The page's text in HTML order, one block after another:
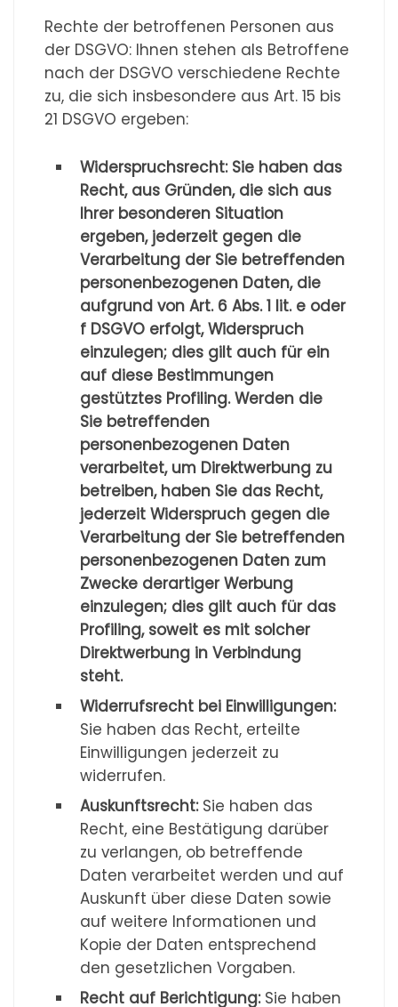
Rechte der betroffenen Personen aus
der DSGVO: Ihnen stehen als Betroffene
nach der DSGVO verschiedene Rechte
zu, die sich insbesondere aus Art. 15 bis
21 DSGVO ergeben:
Widerspruchsrecht: Sie haben das
Recht, aus Gründen, die sich aus
Ihrer besonderen Situation
ergeben, jederzeit gegen die
Verarbeitung der Sie betreffenden
personenbezogenen Daten, die
aufgrund von Art. 6 Abs. 1 lit. e oder
f DSGVO erfolgt, Widerspruch
einzulegen; dies gilt auch für ein
auf diese Bestimmungen
gestütztes Profiling. Werden die
Sie betreffenden
personenbezogenen Daten
verarbeitet, um Direktwerbung zu
betreiben, haben Sie das Recht,
jederzeit Widerspruch gegen die
Verarbeitung der Sie betreffenden
personenbezogenen Daten zum
Zwecke derartiger Werbung
einzulegen; dies gilt auch für das
Profiling, soweit es mit solcher
Direktwerbung in Verbindung
steht.
Widerrufsrecht bei Einwilligungen:
Sie haben das Recht, erteilte
Einwilligungen jederzeit zu
widerrufen.
Auskunftsrecht:Sie haben das
Recht, eine Bestätigung darüber
zu verlangen, ob betreffende
Daten verarbeitet werden und auf
Auskunft über diese Daten sowie
auf weitere Informationen und
Kopie der Daten entsprechend
den gesetzlichen Vorgaben.
Recht auf Berichtigung:Sie haben